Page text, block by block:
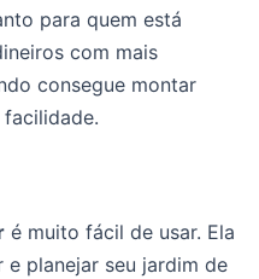
para quem está
com mais
consegue montar
é muito fácil de usar. Ela
e planejar seu jardim de